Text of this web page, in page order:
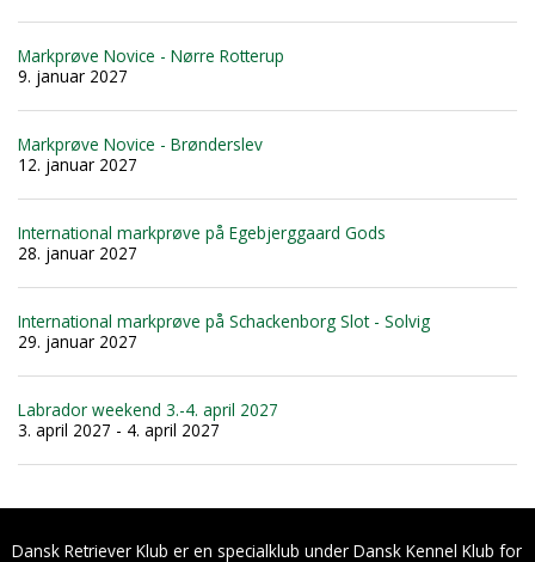
Markprøve Novice - Nørre Rotterup
9. januar 2027
Markprøve Novice - Brønderslev
12. januar 2027
International markprøve på Egebjerggaard Gods
28. januar 2027
International markprøve på Schackenborg Slot - Solvig
29. januar 2027
Labrador weekend 3.-4. april 2027
3. april 2027 - 4. april 2027
Dansk Retriever Klub er en specialklub under Dansk Kennel Klub for